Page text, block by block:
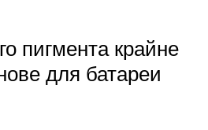
пигмента крайне
для батареи